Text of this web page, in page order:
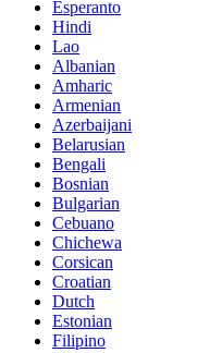
Esperanto
Hindi
Lao
Albanian
Amharic
Armenian
Azerbaijani
Belarusian
Bengali
Bosnian
Bulgarian
Cebuano
Chichewa
Corsican
Croatian
Dutch
Estonian
Filipino